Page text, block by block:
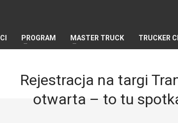
PROGRAM MASTER TRUCK TRUCKER
Rejestracja na targi
otwarta – to tu